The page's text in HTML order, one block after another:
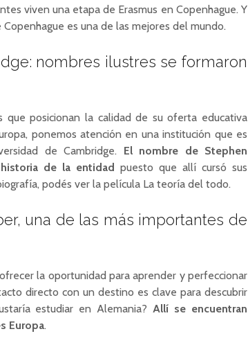
viven una etapa de Erasmus en Copenhague. Y
es una de las mejores del mundo.
nombres ilustres se formaron
posicionan la calidad de su oferta educativa
ponemos atención en una institución que es
de Cambridge. El nombre de Stephen
de la entidad puesto que allí cursó sus
podés ver la película La teoría del todo.
una de las más importantes de
la oportunidad para aprender y perfeccionar
directo con un destino es clave para descubrir
estudiar en Alemania?Allí se encuentran
Europa.